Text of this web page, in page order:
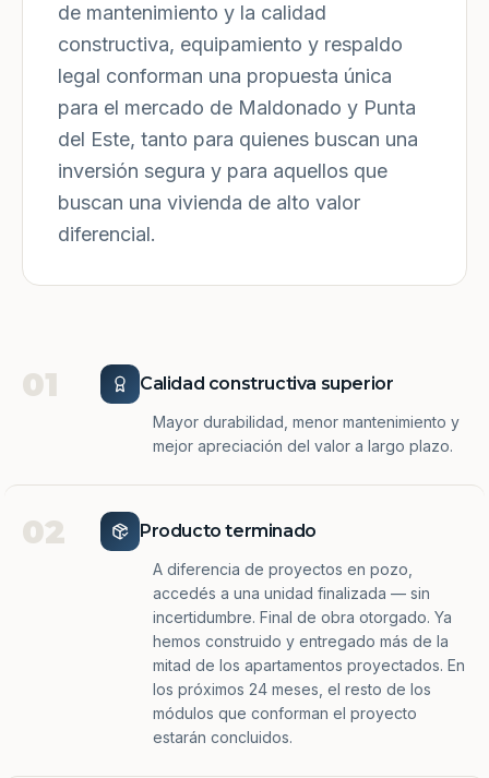
de mantenimiento y la calidad
constructiva, equipamiento y respaldo
legal conforman una propuesta única
para el mercado de Maldonado y Punta
del Este, tanto para quienes buscan una
inversión segura y para aquellos que
buscan una vivienda de alto valor
diferencial.
01 Calidad constructiva superior
Mayor durabilidad, menor mantenimiento y
mejor apreciación del valor a largo plazo.
02 Producto terminado
A diferencia de proyectos en pozo,
accedés a una unidad finalizada — sin
incertidumbre. Final de obra otorgado. Ya
hemos construido y entregado más de la
mitad de los apartamentos proyectados. En
los próximos 24 meses, el resto de los
módulos que conforman el proyecto
estarán concluidos.